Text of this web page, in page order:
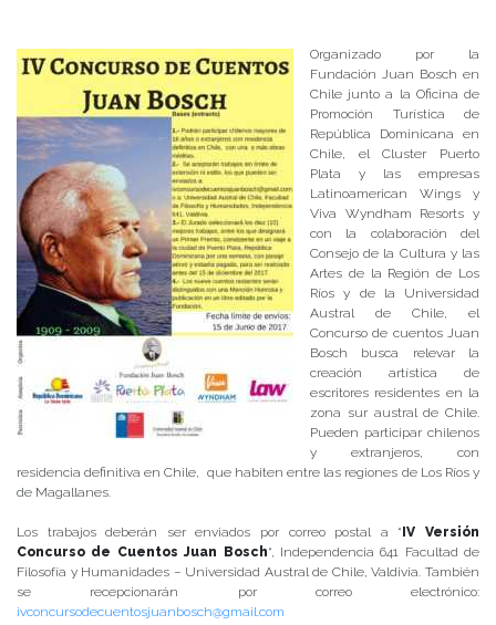
Organizado por la
Fundación Juan Bosch en
Chile junto a la Oficina de
Promoción Turística de
República Dominicana en
Chile, el Cluster Puerto
Plata y las empresas
Latinoamerican Wings y
Viva Wyndham Resorts y
con la colaboración del
Consejo de la Cultura y las
Artes de la Región de Los
Ríos y de la Universidad
Austral de Chile, el
Concurso de cuentos Juan
Bosch busca relevar la
creación artística de
escritores residentes en la
zona sur austral de Chile.
Pueden participar chilenos
y extranjeros, con
residencia definitiva en Chile, que habiten entre las regiones de Los Ríos y
de Magallanes.
Los trabajos deberán ser enviados por correo postal a “ IV Versión
Concurso de Cuentos Juan Bosch“, Independencia 641 Facultad de
Filosofía y Humanidades – Universidad Austral de Chile, Valdivia. También
se recepcionarán por correo electrónico:
ivconcursodecuentosjuanbosch@gmail.com